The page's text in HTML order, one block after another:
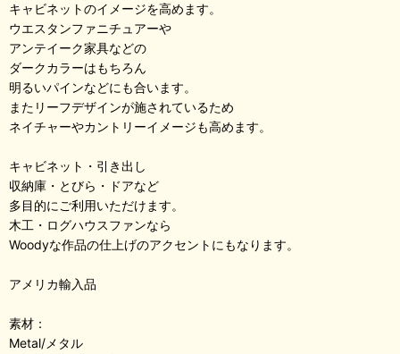
キャビネットのイメージを高めます。
ウエスタンファニチュアーや
アンテイーク家具などの
ダークカラーはもちろん
明るいパインなどにも合います。
またリーフデザインが施されているため
ネイチャーやカントリーイメージも高めます。
キャビネット・引き出し
収納庫・とびら・ドアなど
多目的にご利用いただけます。
木工・ログハウスファンなら
Woodyな作品の仕上げのアクセントにもなります。
アメリカ輸入品
素材：
Metal/メタル